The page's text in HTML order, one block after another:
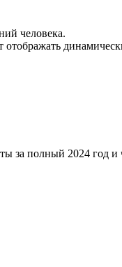
человека.
за полный 2024 год